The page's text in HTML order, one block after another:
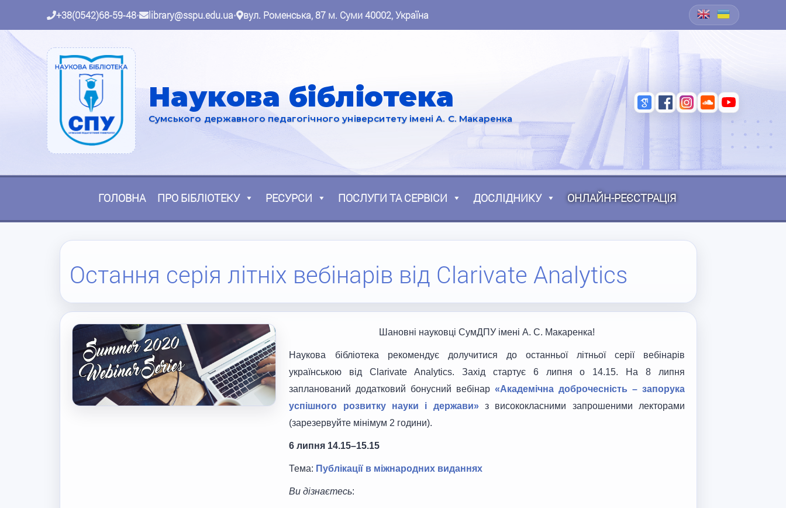
+38(0542)68-59-48• library@sspu.edu.ua• вул. Роменська, 87 м. Суми 40002, Україна
Наукова бібліотека
Сумського державного педагогічного університету імені А. С. Макаренка
ГОЛОВНА ПРО БІБЛІОТЕКУ РЕСУРСИ ПОСЛУГИ ТА СЕРВІСИ ДОСЛІДНИКУ ОНЛАЙН-РЕЄСТРАЦІЯ
Остання серія літніх вебінарів від Clarivate Analytics
Шановні науковці СумДПУ імені А. С. Макаренка!
Наукова бібліотека рекомендує долучитися до останньої літньої серії вебінарів
українською від Clarivate Analytics. Захід стартує 6 липня о 14.15. На 8 липня
запланований додатковий бонусний вебінар«Академічна доброчесність – запорука
успішного розвитку науки і держави»з висококласними запрошеними лекторами
(зарезервуйте мінімум 2 години).
6 липня 14.15–15.15
Тема: Публікації в міжнародних виданнях
Ви дізнаєтесь: